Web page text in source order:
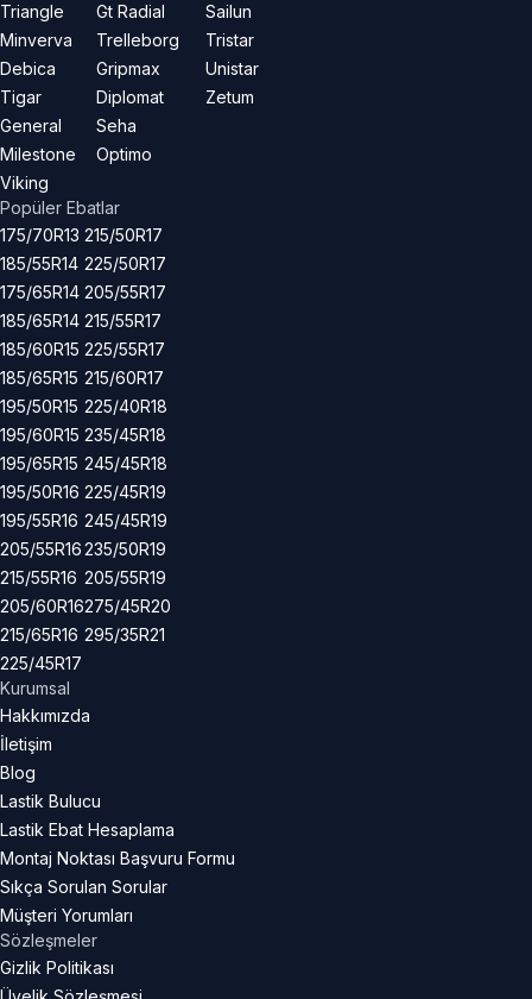
Triangle
Minverva
Debica
Tigar
General
Milestone
Viking
Gt Radial
Trelleborg
Gripmax
Diplomat
Seha
Optimo
Sailun
Tristar
Unistar
Zetum
Popüler Ebatlar
175/70R13
185/55R14
175/65R14
185/65R14
185/60R15
185/65R15
195/50R15
195/60R15
195/65R15
195/50R16
195/55R16
205/55R16
215/55R16
205/60R16
215/65R16
225/45R17
215/50R17
225/50R17
205/55R17
215/55R17
225/55R17
215/60R17
225/40R18
235/45R18
245/45R18
225/45R19
245/45R19
235/50R19
205/55R19
275/45R20
295/35R21
Kurumsal
Hakkımızda
İletişim
Blog
Lastik Bulucu
Lastik Ebat Hesaplama
Montaj Noktası Başvuru Formu
Sıkça Sorulan Sorular
Müşteri Yorumları
Sözleşmeler
Gizlik Politikası